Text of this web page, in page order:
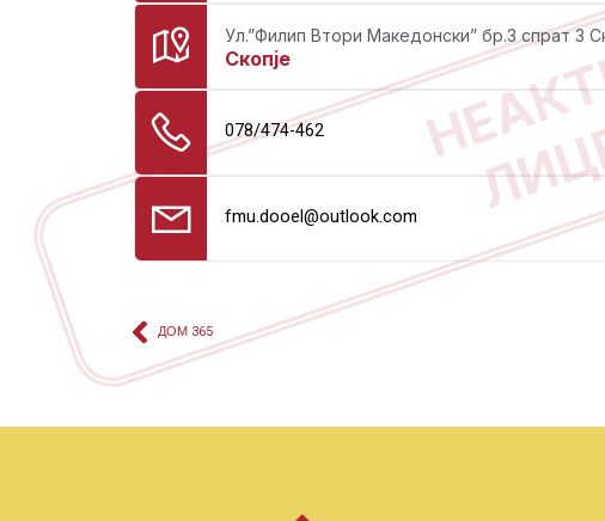
Ул.”Филип Втори Македонски” бр.3 спрат 3
Скопје
078/474-462
fmu.dooel@outlook.com
ДОМ 365